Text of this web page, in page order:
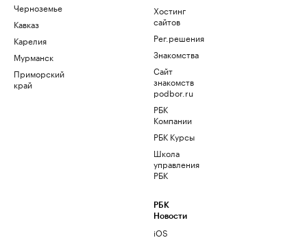
Черноземье
Кавказ
Карелия
Мурманск
Приморский
край
Хостинг
сайтов
Рег.решения
Знакомства
Сайт
знакомств
podbor.ru
РБК
Компании
РБК Курсы
Школа
управления
РБК
РБК
Новости
iOS